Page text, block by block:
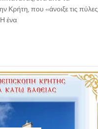
Κρήτη, που «άνοιξε τις πύλες
ένα